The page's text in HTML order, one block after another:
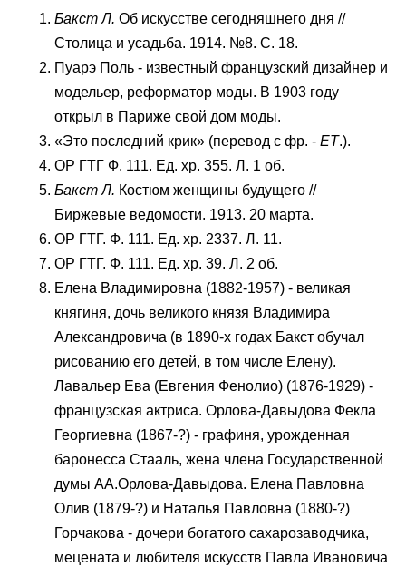
Бакст Л. Об искусстве сегодняшнего дня //
Столица и усадьба. 1914. №8. С. 18.
Пуарэ Поль - известный французский дизайнер и
модельер, реформатор моды. В 1903 году
открыл в Париже свой дом моды.
«Это последний крик» (перевод с фр. - ЕТ.).
ОР ГТГ Ф. 111. Ед. хр. 355. Л. 1 об.
Бакст Л. Костюм женщины будущего //
Биржевые ведомости. 1913. 20 марта.
ОР ГТГ. Ф. 111. Ед. хр. 2337. Л. 11.
ОР ГТГ. Ф. 111. Ед. хр. 39. Л. 2 об.
Елена Владимировна (1882-1957) - великая
княгиня, дочь великого князя Владимира
Александровича (в 1890-х годах Бакст обучал
рисованию его детей, в том числе Елену).
Лавальер Ева (Евгения Фенолио) (1876-1929) -
французская актриса. Орлова-Давыдова Фекла
Георгиевна (1867-?) - графиня, урожденная
баронесса Стааль, жена члена Государственной
думы АА.Орлова-Давыдова. Елена Павловна
Олив (1879-?) и Наталья Павловна (1880-?)
Горчакова - дочери богатого сахарозаводчика,
мецената и любителя искусств Павла Ивановича